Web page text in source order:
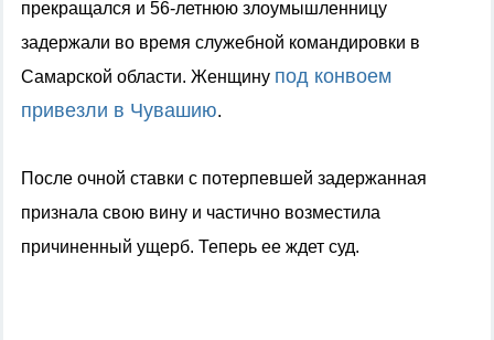
прекращался и 56-летнюю злоумышленницу
задержали во время служебной командировки в
Самарской области. Женщину под конвоем
привезли в Чувашию.
После очной ставки с потерпевшей задержанная
признала свою вину и частично возместила
причиненный ущерб. Теперь ее ждет суд.